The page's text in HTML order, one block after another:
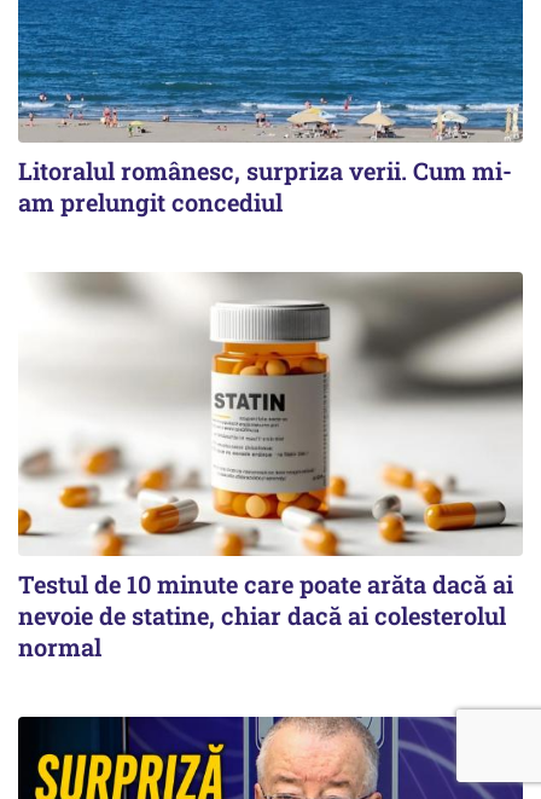
Litoralul românesc, surpriza verii. Cum mi-
am prelungit concediul
Testul de 10 minute care poate arăta dacă ai
nevoie de statine, chiar dacă ai colesterolul
normal